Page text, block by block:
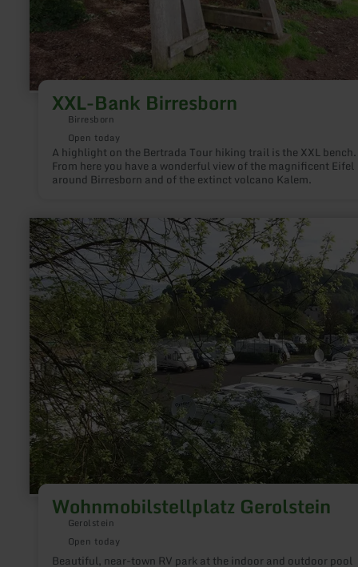
XXL-Bank Birresborn
Birresborn
Open today
A highlight on the Bertrada Tour hiking trail is the XXL bench.
From here you have a wonderful view of the magnificent Eifel
around Birresborn and of the extinct volcano Kalem.
Wohnmobilstellplatz Gerolstein
Gerolstein
Open today
Beautiful, near-town RV park at the indoor and outdoor pool
learn
more
about:
Wohnmobilstellplatz
Gerolstein